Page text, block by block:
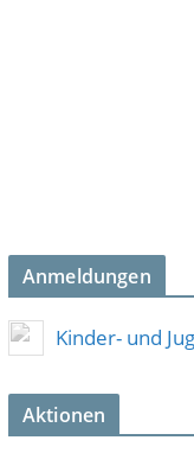
Anmeldungen
Kinder- und
Aktionen